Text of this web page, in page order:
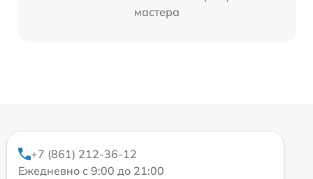
мастера
+7 (861) 212-36-12
Ежедневно с 9:00 до 21:00